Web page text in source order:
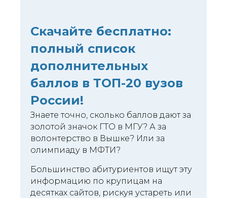
Скачайте бесплатно:
полный список
дополнительных
баллов в ТОП-20 вузов
России!
Знаете точно, сколько баллов дают за
золотой значок ГТО в МГУ? А за
волонтерство в Вышке? Или за
олимпиаду в МФТИ?
Большинство абитуриентов ищут эту
информацию по крупицам на
десятках сайтов, рискуя устареть или